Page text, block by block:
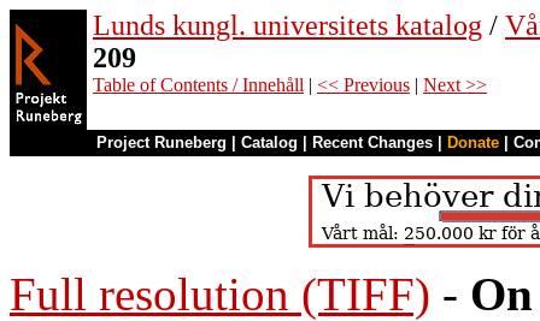
Lunds kungl. universitets katalog /
209
Table of Contents / Innehåll | << Previous | Next >>
Project Runeberg Catalog Recent Changes Donate
Full resolution (TIFF) -